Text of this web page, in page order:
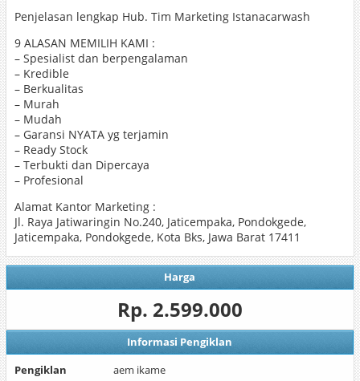
Penjelasan lengkap Hub. Tim Marketing Istanacarwash
9 ALASAN MEMILIH KAMI :
– Spesialist dan berpengalaman
– Kredible
– Berkualitas
– Murah
– Mudah
– Garansi NYATA yg terjamin
– Ready Stock
– Terbukti dan Dipercaya
– Profesional
Alamat Kantor Marketing :
Jl. Raya Jatiwaringin No.240, Jaticempaka, Pondokgede,
Jaticempaka, Pondokgede, Kota Bks, Jawa Barat 17411
Harga
Rp. 2.599.000
Informasi Pengiklan
Pengiklan
aem ikame